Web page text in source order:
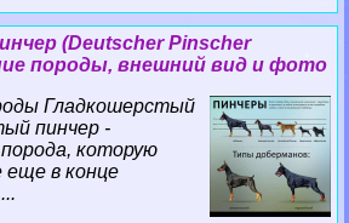
(Deutscher Pinscher
породы, внешний вид и фото
Гладкошерстый
пинчер -
которую
еще в конце